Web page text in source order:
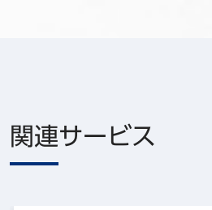
関連サービス